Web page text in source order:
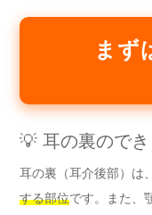
まず
💡 耳の裏ので
耳の裏（耳介後部）は、
する部位です。また、